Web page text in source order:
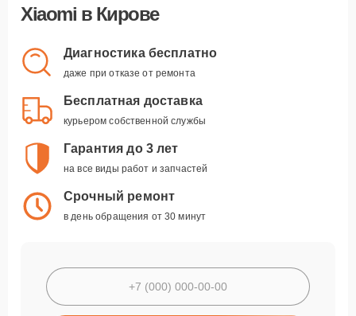
Xiaomi в Кирове
Диагностика бесплатно
даже при отказе от ремонта
Бесплатная доставка
курьером собственной службы
Гарантия до 3 лет
на все виды работ и запчастей
Срочный ремонт
в день обращения от 30 минут